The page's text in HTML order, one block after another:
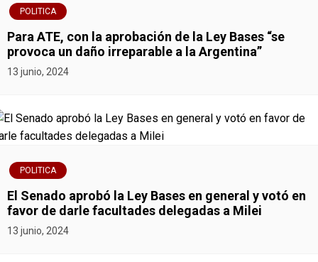
t
r
d
a
s
POLITICA
Para ATE, con la aprobación de la Ley Bases “se
provoca un daño irreparable a la Argentina”
13 junio, 2024
POLITICA
El Senado aprobó la Ley Bases en general y votó en
favor de darle facultades delegadas a Milei
13 junio, 2024